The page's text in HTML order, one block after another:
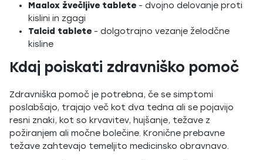
Maalox žvečljive tablete - dvojno delovanje proti
kislini in zgagi
Talcid tablete - dolgotrajno vezanje želodčne
kisline
Kdaj poiskati zdravniško pomoč
Zdravniška pomoč je potrebna, če se simptomi
poslabšajo, trajajo več kot dva tedna ali se pojavijo
resni znaki, kot so krvavitev, hujšanje, težave z
požiranjem ali močne bolečine. Kronične prebavne
težave zahtevajo temeljito medicinsko obravnavo.